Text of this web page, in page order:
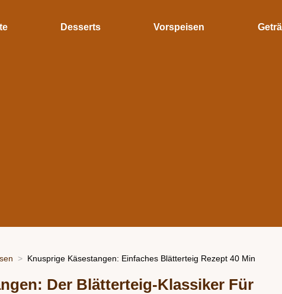
Desserts Vorspeisen
Knusprige Käsestangen: Einfaches Blätterteig Rezept 40 Min
Der Blätterteig-Klassiker Für